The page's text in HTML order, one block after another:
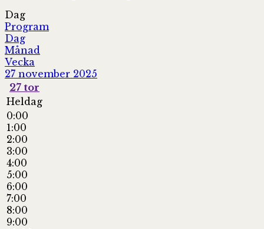
Dag
Program
Dag
Månad
Vecka
27 november 2025
27 tor
Heldag
0:00
1:00
2:00
3:00
4:00
5:00
6:00
7:00
8:00
9:00